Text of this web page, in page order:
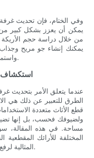
وفي الختام، فإن تحديث
يمكن أن يعزز بشكل كبير
من خلال دراسة حجم الأريكة
يمكنك إنشاء جو مريح
واستمتع بأريكتك الحديثة الجديدة لسنوات قادمة.
- استكشاف
عندما يتعلق الأمر بتحديث
الطرق للتعبير عن ذلك هي
قطع الأثاث متعددة
ولضيوفك فحسب، بل إنها
مساحة. في هذه المقالة،
المختلفة للأرائك
المثالية لرفع مستوى ديكور غرفة المعيشة الخاصة بك.